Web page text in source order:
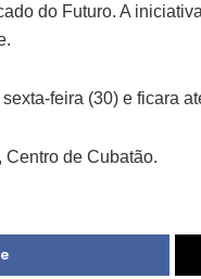
do Futuro. A
feira (30) e ficara
Centro de Cubatão.